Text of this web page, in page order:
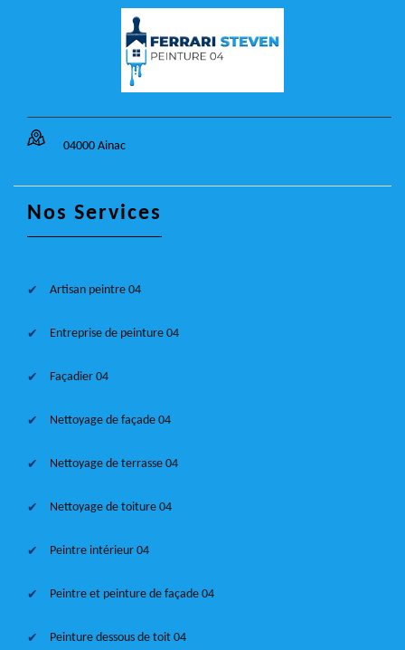
04000 Ainac
Nos Services
Artisan peintre 04
Entreprise de peinture 04
Façadier 04
Nettoyage de façade 04
Nettoyage de terrasse 04
Nettoyage de toiture 04
Peintre intérieur 04
Peintre et peinture de façade 04
Peinture dessous de toit 04